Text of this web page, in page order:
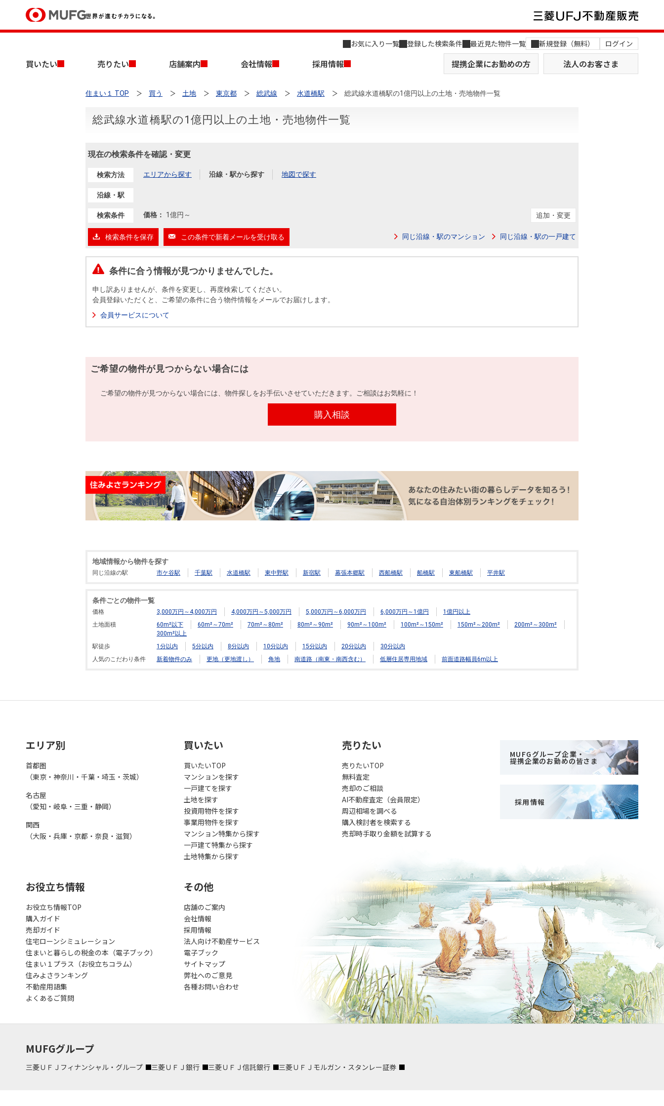
お気に入り一覧 登録した検索条件 最近見た物件一覧 新規登録（無料） ログイン
買いたい 売りたい 店舗案内 会社情報 採用情報 提携企業にお勤めの方 法人のお客さま
買いたいTOP
中古マンションを探す 新築・中古一戸建てを探す
投資用物件を探す おすすめ物件から探す
購入向けサービス
住まいと暮らしの税金の本（電子ブック） 購入ガイド
売りたいTOP
無料査定 売却相談
売却時手取り金額試算
売却向けサービス
住まいと暮らしの税金の本（電子ブック） 売却ガイド
店舗案内TOP
会社情報TOP
採用情報TOP
売りたい
住まい１ TOP 買う 土地 東京都 総武線 水道橋駅 総武線水道橋駅の1億円以上の土地・売地物件一覧
総武線水道橋駅の1億円以上の土地・売地物件一覧
現在の検索条件を確認・変更
検索方法 エリアから探す 沿線・駅から探す 地図で探す
沿線・駅
検索条件 価格： 1億円 ～ 追加・変更
検索条件を保存 この条件で新着メールを受け取る 同じ沿線・駅のマンション 同じ沿線・駅の一戸建て
条件に合う情報が見つかりませんでした。
申し訳ありませんが、条件を変更し、再度検索してください。
会員登録いただくと、ご希望の条件に合う物件情報をメールでお届けします。
会員サービスについて
ご希望の物件が見つからない場合には
ご希望の物件が見つからない場合には、物件探しをお手伝いさせていただきます。ご相談はお気軽に！
購入相談
地域情報から物件を探す
同じ沿線の駅 市ケ谷駅 千葉駅 水道橋駅 東中野駅 新宿駅 幕張本郷駅 西船橋駅 船橋駅 東船橋駅 平井駅
条件ごとの物件一覧
価格 3,000万円～4,000万円 4,000万円～5,000万円 5,000万円～6,000万円 6,000万円～1億円
1億円以上
土地面積
60m²以下 60m²～70m² 70m²～80m² 80m²～90m² 90m²～100m² 100m²～150m² 150m²～200m²
200m²～300m²
300m²以上
駅徒歩
1分以内 5分以内 8分以内 10分以内 15分以内 20分以内
30分以内
人気のこだわり条件
新着物件のみ 更地（更地渡し） 角地 南道路（南東・南西含む） 低層住居専用地域 前面道路幅員6m以上
エリア別
首都圏
（東京・神奈川・千葉・埼玉・茨城）
名古屋
（愛知・岐阜・三重・静岡）
関西
（大阪・兵庫・京都・奈良・滋賀）
買いたい
買いたいTOP
マンションを探す
一戸建てを探す
土地を探す
投資用物件を探す
事業用物件を探す
マンション特集から探す
一戸建て特集から探す
土地特集から探す
売りたい
売りたいTOP
無料査定
売却のご相談
AI不動産査定（会員限定）
周辺相場を調べる
購入検討者を検索する
売却時手取り金額を試算する
MUFGグループ企業・
提携企業のお勤めの皆さま
採用情報
お役立ち情報
お役立ち情報TOP
購入ガイド
売却ガイド
住宅ローンシミュレーション
住まいと暮らしの税金の本（電子ブック）
住まい１プラス（お役立ちコラム）
住みよさランキング
不動産用語集
よくあるご質問
その他
店舗のご案内
会社情報
採用情報
法人向け不動産サービス
電子ブック
サイトマップ
弊社へのご意見
各種お問い合わせ
MUFGグループ
三菱ＵＦＪフィナンシャル・グループ 三菱ＵＦＪ銀行 三菱ＵＦＪ信託銀行 三菱ＵＦＪモルガン・スタンレー証券